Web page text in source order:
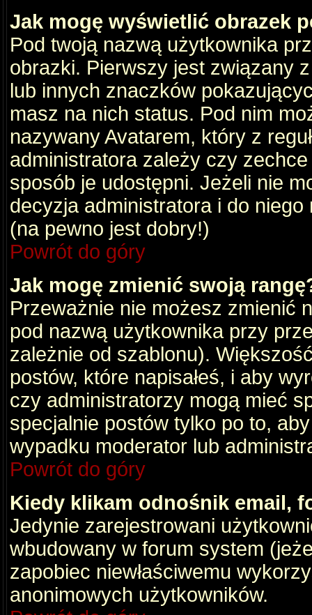
Jak mogę wyświetlić obrazek
Pod twoją nazwą użytkownika
obrazki. Pierwszy jest związany
lub innych znaczków
masz na nich status. Pod nim
nazywany Avatarem, który z
administratora zależy czy
sposób je udostępni. Jeżeli nie
decyzja administratora i do
(na pewno jest dobry!)
Powrót do góry
Jak mogę zmienić swoją
Przeważnie nie możesz zmienić
pod nazwą użytkownika przy
zależnie od szablonu).
postów, które napisałeś, i aby
czy administratorzy mogą mieć
specjalnie postów tylko po to,
wypadku moderator lub
Powrót do góry
Kiedy klikam odnośnik email,
Jedynie zarejestrowani
wbudowany w forum system
zapobiec niewłaściwemu
anonimowych użytkowników.